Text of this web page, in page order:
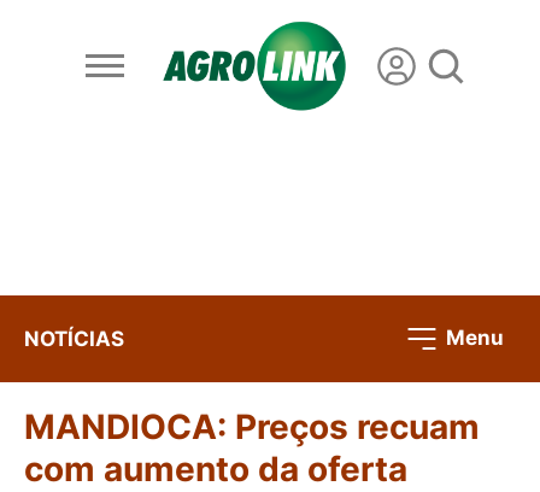
NOTÍCIAS Menu
MANDIOCA: Preços recuam
com aumento da oferta